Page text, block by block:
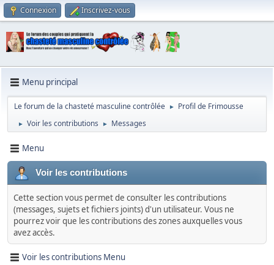
Connexion Inscrivez-vous
Menu principal
Le forum de la chasteté masculine contrôlée ► Profil de Frimousse
► Voir les contributions ► Messages
Menu
Voir les contributions
Cette section vous permet de consulter les contributions
(messages, sujets et fichiers joints) d'un utilisateur. Vous ne
pourrez voir que les contributions des zones auxquelles vous
avez accès.
Voir les contributions Menu